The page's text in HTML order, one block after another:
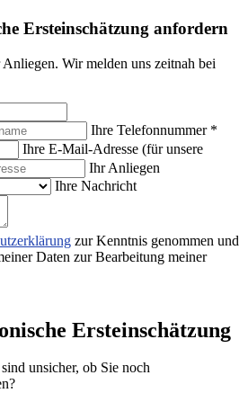
Ersteinschätzung anfordern
Wir melden uns zeitnah bei
Ihre Telefonnummer *
Ihre E-Mail-Adresse (für unsere
Ihr Anliegen
Ihre Nachricht
zur Kenntnis genommen und
Daten zur Bearbeitung meiner
Ersteinschätzung
unsicher, ob Sie noch